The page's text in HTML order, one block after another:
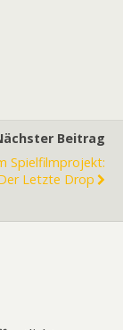
Beitrag
Spielfilmprojekt:
Letzte Drop